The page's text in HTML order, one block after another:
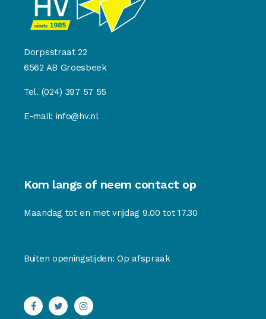
Dorpsstraat 22
6562 AB Groesbeek
Tel. (024) 397 57 55
E-mail: info@hv.nl
Kom langs of neem contact op
Maandag tot en met vrijdag 9.00 tot 17.30
Buiten openingstijden: Op afspraak